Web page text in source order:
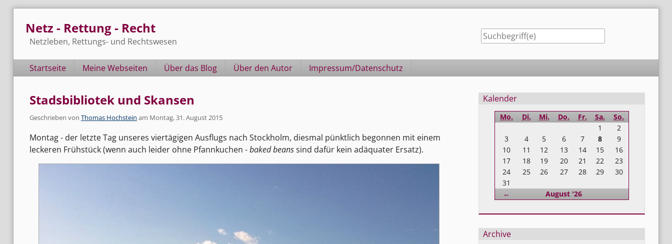
Netz - Rettung - Recht
Netzleben, Rettungs- und Rechtswesen
Navigation
Startseite Meine Webseiten Über das Blog Über den Autor Impressum/Datenschutz
Stadsbibliotek und Skansen
Geschrieben von Thomas Hochstein am Montag, 31. August 2015
Montag - der letzte Tag unseres viertägigen Ausflugs nach Stockholm, diesmal pünktlich begonnen mit einem
leckeren Frühstück (wenn auch leider ohne Pfannkuchen -baked beanssind dafür kein adäquater Ersatz).
Seitenleiste
Kalender
Mo. Di. Mi. Do. Fr. Sa. So.
← August '26
1
2
3
4 5 6 7 8
9
10
11 12 13 14 15
16
17
18 19 20 21 22
23
24
25 26 27 28 29
30
31
Archive